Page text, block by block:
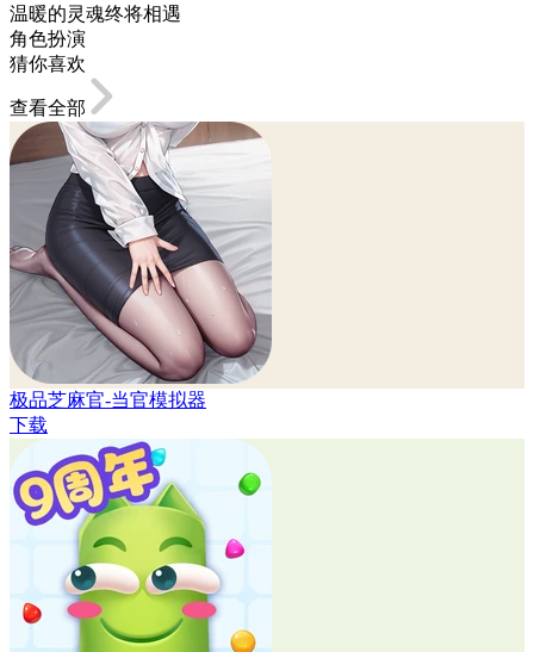
温暖的灵魂终将相遇
角色扮演
猜你喜欢
查看全部
极品芝麻官-当官模拟器
下载